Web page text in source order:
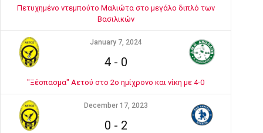
Πετυχημένο ντεμπούτο Μαλιώτα στο μεγάλο διπλό των
Βασιλικών
January 7, 2024
4- 0
"Ξέσπασμα" Αετού στο 2ο ημίχρονο και νίκη με 4-0
December 17, 2023
0 - 2